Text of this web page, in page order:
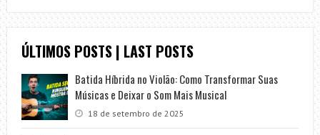
ÚLTIMOS POSTS | LAST POSTS
Batida Híbrida no Violão: Como Transformar Suas
Músicas e Deixar o Som Mais Musical
18 de setembro de 2025